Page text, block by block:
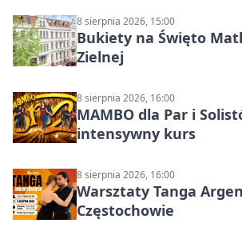
8 sierpnia 2026, 15:00
Bukiety na Święto
Zielnej
8 sierpnia 2026, 16:00
MAMBO dla Par i
intensywny kurs
8 sierpnia 2026, 16:00
Warsztaty Tanga
Częstochowie